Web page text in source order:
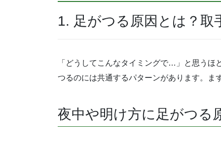
1. 足がつる原因とは？
「どうしてこんなタイミングで…」と思う
つるのには共通するパターンがあります。ま
夜中や明け方に足がつる